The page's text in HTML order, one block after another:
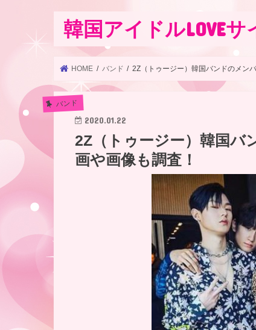
韓国アイドルLOVEサ
HOME バンド 2Z（トゥージー）韓国バンドのメン
バンド
2020.01.22
2Z（トゥージー）韓国バ
画や画像も調査！